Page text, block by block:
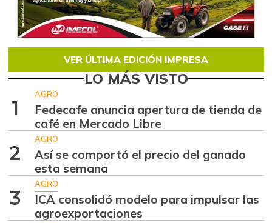
VER ÚLTIMA EDICIÓN IMPRESA
LO MÁS VISTO
1
AGRO
Fedecafe anuncia apertura de tienda de
café en Mercado Libre
2
AGRO
Así se comportó el precio del ganado
esta semana
3
AGRO
ICA consolidó modelo para impulsar las
agroexportaciones